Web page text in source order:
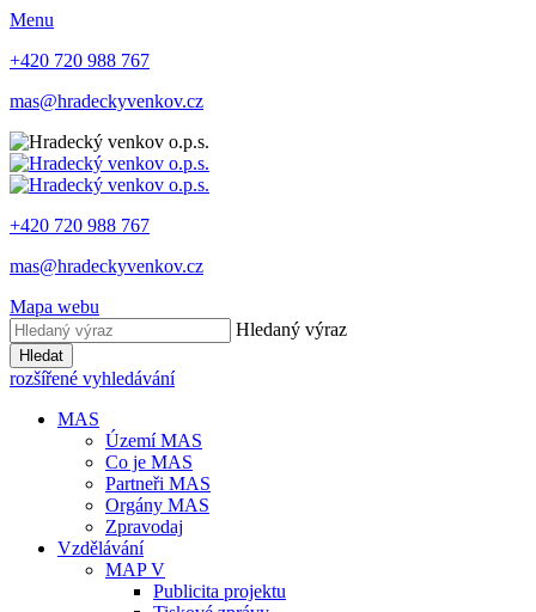
Menu
+420 720 988 767
mas@hradeckyvenkov.cz
+420 720 988 767
mas@hradeckyvenkov.cz
Mapa webu
Hledaný výraz
Hledat
rozšířené vyhledávání
MAS
Území MAS
Co je MAS
Partneři MAS
Orgány MAS
Zpravodaj
Vzdělávání
MAP V
Publicita projektu